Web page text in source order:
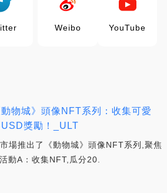
Weibo YouTube
物城》頭像NFT系列：收集可愛
獎勵！_ULT
場推出了《動物城》頭像NFT系列,聚焦
動A：收集NFT,瓜分20.